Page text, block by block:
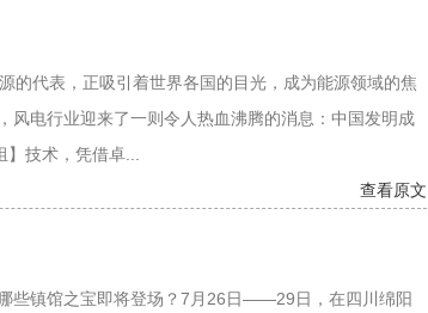
代表，正吸引着世界各国的目光，成为能源领域的焦
风电行业迎来了一则令人热血沸腾的消息：中国发明成
技术，凭借卓...
查看原文
镇馆之宝即将登场？7月26日——29日，在四川绵阳